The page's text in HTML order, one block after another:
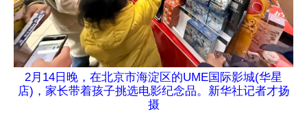
2月14日晚，在北京市海淀区的UME国际影城(华星
店)，家长带着孩子挑选电影纪念品。新华社记者才扬
摄